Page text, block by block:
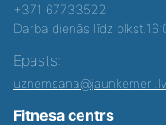
+371 67733522
Darba dienās līdz
Epasts:
uznemsana@jaunkemeri.lv
Fitnesa centrs